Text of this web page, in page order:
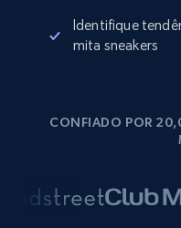
Identifique
mita sneakers
CONFIADO POR